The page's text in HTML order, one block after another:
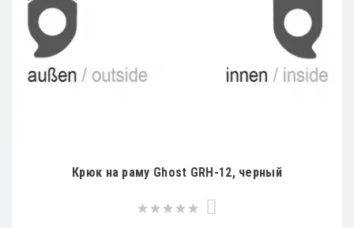
Крюк на раму Ghost GRH-12, черный